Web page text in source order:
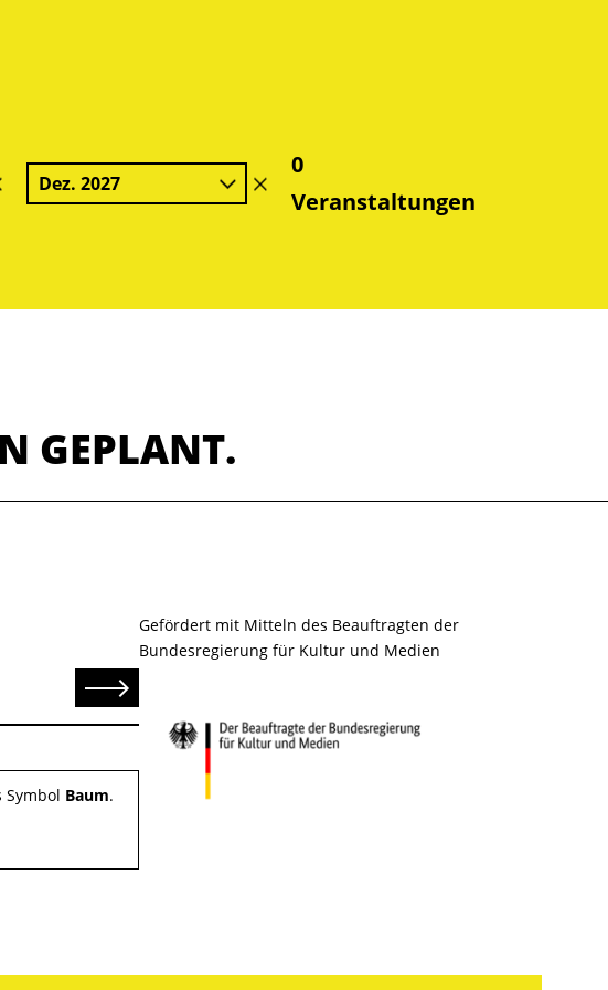
Filter
löschen
Dez. 2027
Filter
löschen
0
Veranstaltungen
GEPLANT.
Senden
Baum.
Gefördert mit Mitteln des Beauftragten der
Bundesregierung für Kultur und Medien